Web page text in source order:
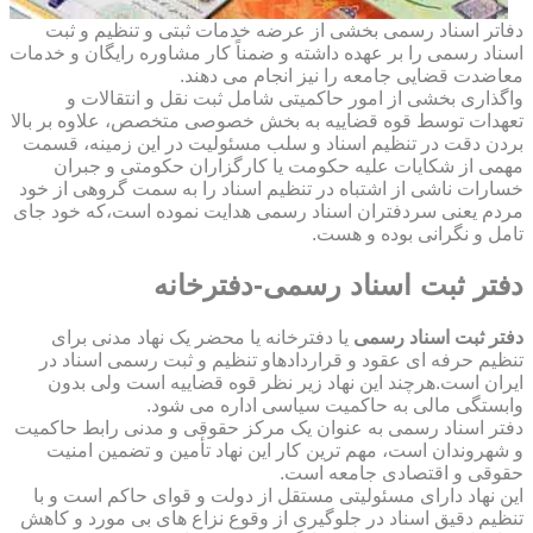
دفاتر اسناد رسمی بخشی از عرضه خدمات ثبتی و تنظیم و ثبت
اسناد رسمی را بر عهده داشته و ضمناً کار مشاوره رایگان و خدمات
معاضدت قضایی جامعه را نیز انجام می دهند.
واگذاری بخشی از امور حاکمیتی شامل ثبت نقل و انتقالات و
تعهدات توسط قوه قضاییه به بخش خصوصی متخصص، علاوه بر بالا
بردن دقت در تنظیم اسناد و سلب مسئولیت در این زمینه، قسمت
مهمی از شکایات علیه حکومت یا کارگزاران حکومتی و جبران
خسارات ناشی از اشتباه در تنظیم اسناد را به سمت گروهی از خود
مردم یعنی سردفتران اسناد رسمی هدایت نموده است،که خود جای
تامل و نگرانی بوده و هست.
دفتر ثبت اسناد رسمی-دفترخانه
دفتر ثبت اسناد رسمی یا دفترخانه یا محضر یک نهاد مدنی برای
تنظیم حرفه ای عقود و قراردادهاو تنظیم و ثبت رسمی اسناد در
ایران است.هرچند این نهاد زیر نظر قوه قضاییه است ولی بدون
وابستگی مالی به حاکمیت سیاسی اداره می شود.
دفتر اسناد رسمی به عنوان یک مرکز حقوقی و مدنی رابط حاکمیت
و شهروندان است، مهم ترین کار این نهاد تأمین و تضمین امنیت
حقوقی و اقتصادی جامعه است.
این نهاد دارای مسئولیتی مستقل از دولت و قوای حاکم است و با
تنظیم دقیق اسناد در جلوگیری از وقوع نزاع های بی مورد و کاهش